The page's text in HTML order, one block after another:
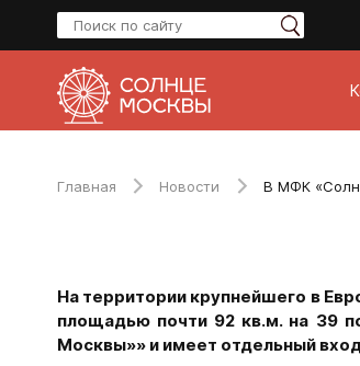
Главная Новости В МФК
На территории крупнейшего в
площадью почти 92 кв.м. на 39
Москвы»» и имеет отдельный